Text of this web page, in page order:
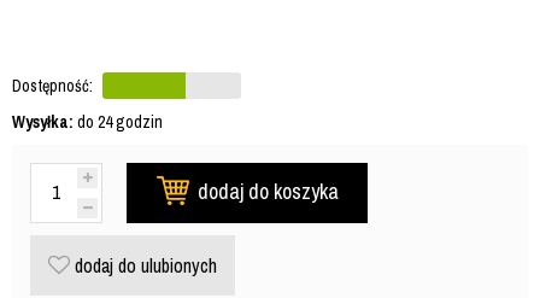
Dostępność:
Wysyłka: do 24 godzin
dodaj do koszyka
dodaj do ulubionych